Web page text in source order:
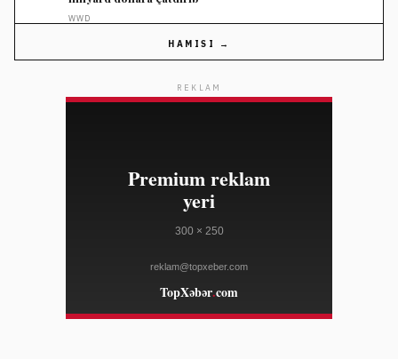
WWD
08/07
Donald Tramp doğum yolu ilə vətəndaşlığı
məhdudlaşdırmaq niyyətindədir
nəfərin ölümünə səbəb olub
Toronto polisi ABŞ konsulluğuna atəş açmaqda şübhəli
HAMISI →
REKLAM